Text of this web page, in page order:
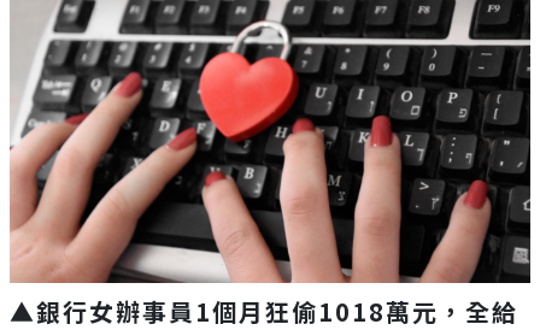
▲銀行女辦事員1個月狂偷1018萬元，全給